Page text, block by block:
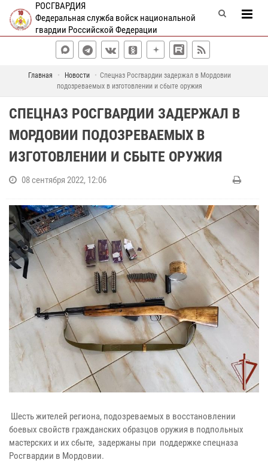
РОСГВАРДИЯ
Федеральная служба войск национальной
гвардии Российской Федерации
Главная Новости
Спецназ Росгвардии задержал в Мордовии
подозреваемых в изготовлении и сбыте оружия
СПЕЦНАЗ РОСГВАРДИИ ЗАДЕРЖАЛ В
МОРДОВИИ ПОДОЗРЕВАЕМЫХ В
ИЗГОТОВЛЕНИИ И СБЫТЕ ОРУЖИЯ
08 сентября 2022, 12:06
Шесть жителей региона, подозреваемых в восстановлении
боевых свойств гражданских образцов оружия в подпольных
мастерских и их сбыте, задержаны при поддержке спецназа
Росгвардии в Мордовии.